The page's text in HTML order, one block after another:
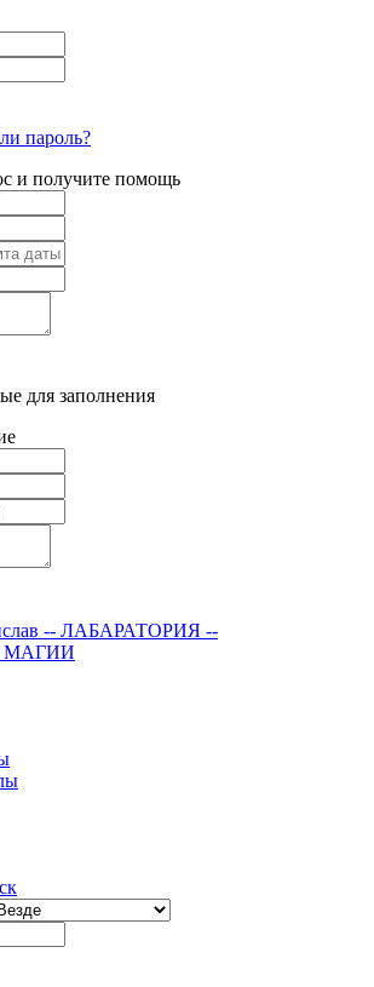
пароль?
и получите помощь
для заполнения
-- ЛАБАРАТОРИЯ --
МАГИИ